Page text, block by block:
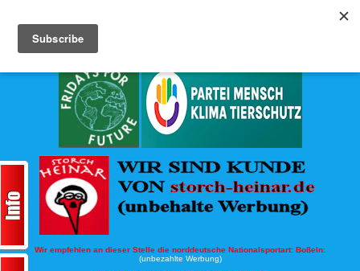
Wir empfehlen an dieser Stelle die norddeutsche Nationalsportart: Boßeln:
(unbezahlte Werbung)